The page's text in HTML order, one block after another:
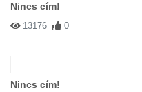
Nincs cím!
13176 0
Nincs cím!